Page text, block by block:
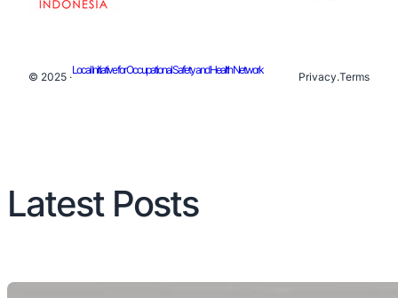
© 2025 ·
Local Initiative for Occupational Safety and Health Network
Privacy.Terms
Latest Posts